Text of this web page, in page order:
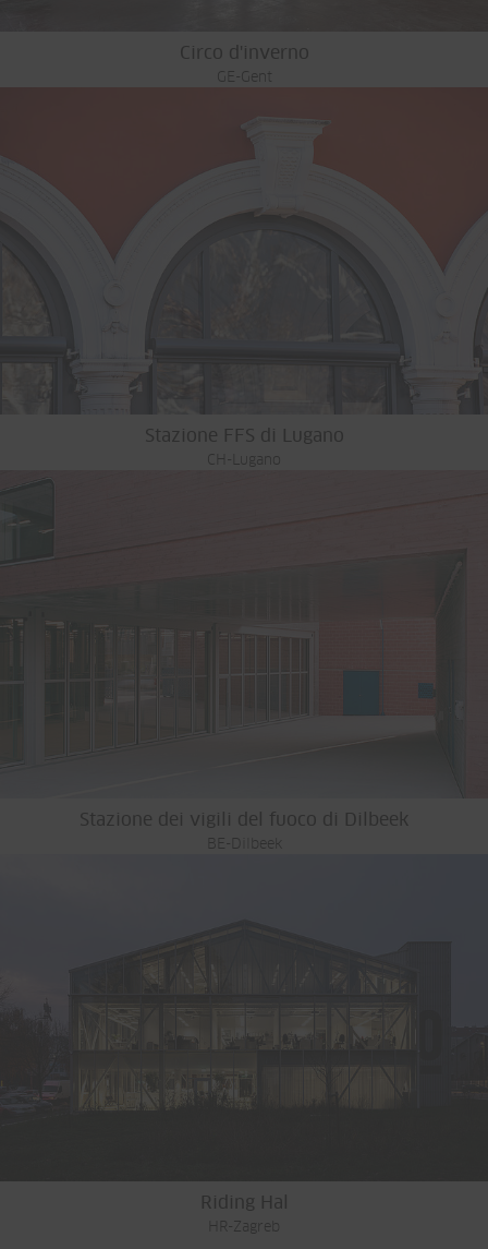
Circo d'inverno
GE-Gent
Stazione FFS di Lugano
CH-Lugano
Stazione dei vigili del fuoco di Dilbeek
BE-Dilbeek
Riding Hal
HR-Zagreb